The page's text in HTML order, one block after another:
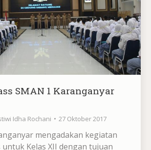
SMAN 1 Karanganyar
Idha Rochani 27 Oktober 2017
mengadakan kegiatan
untuk Kelas XII dengan tujuan